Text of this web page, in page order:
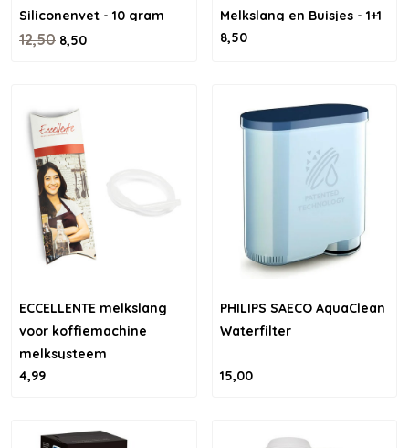
Siliconenvet - 10 gram
12,50 8,50
Melkslang en Buisjes - 1+1
gratis
8,50
ECCELLENTE melkslang
voor koffiemachine
melksysteem
4,99
PHILIPS SAECO AquaClean
Waterfilter
15,00